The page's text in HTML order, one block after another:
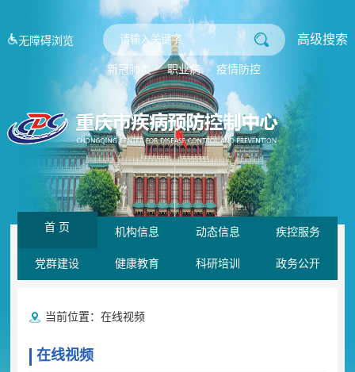
无障碍浏览 高级搜索
新冠肺炎 职业病 疫情防控
首 页 机构信息 动态信息 疾控服务
党群建设 健康教育 科研培训 政务公开
当前位置： 在线视频
在线视频